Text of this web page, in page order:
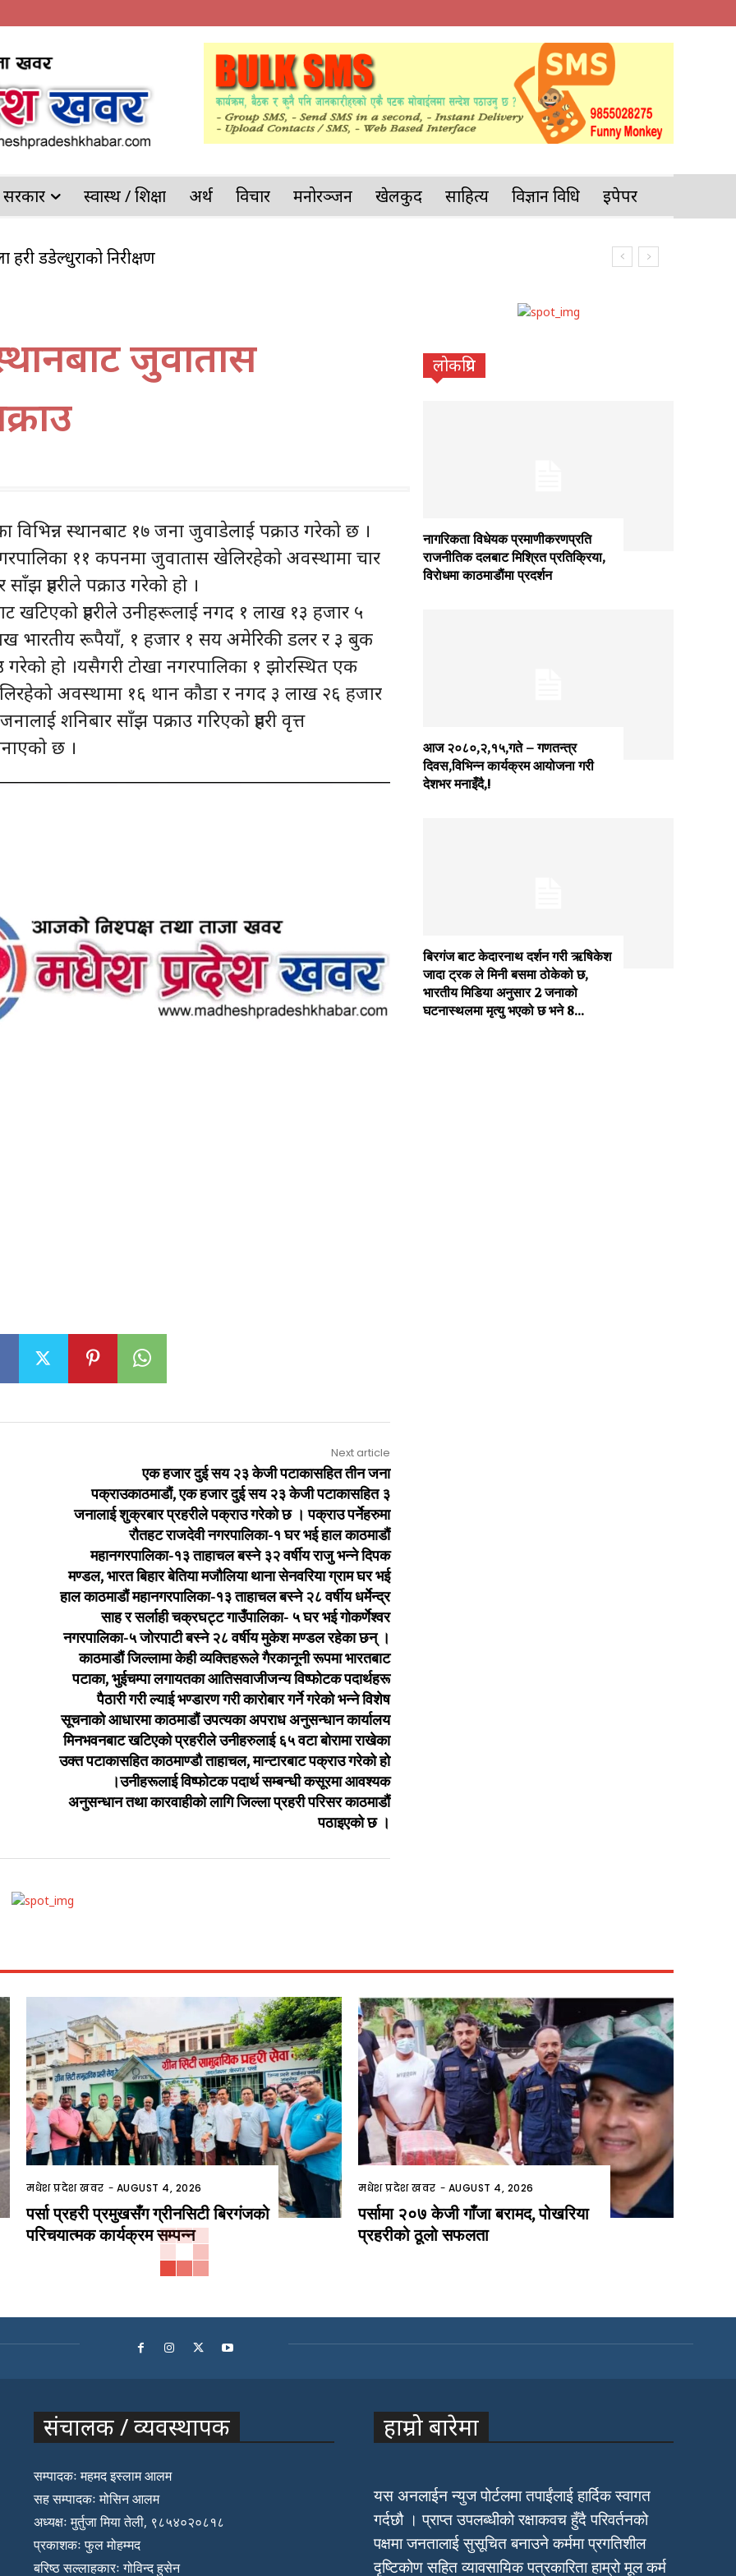
सरकार स्वास्थ / शिक्षा अर्थ विचार मनोरञ्जन खेलकुद साहित्य विज्ञान प्रविधि इपेपर
प्रहरी डडेल्धुराको निरीक्षण
जुवातास
विभिन्न स्थानबाट १७ जना जुवाडेलाई पक्राउ गरेको छ ।
११ कपनमा जुवातास खेलिरहेको अवस्थामा चार
प्रहरीले पक्राउ गरेको हो ।
खटिएको प्रहरीले उनीहरूलाई नगद १ लाख १३ हजार ५
भारतीय रूपैयाँ, १ हजार १ सय अमेरिकी डलर र ३ बुक
गरेको हो ।यसैगरी टोखा नगरपालिका १ झोरस्थित एक
अवस्थामा १६ थान कौडा र नगद ३ लाख २६ हजार
शनिबार साँझ पक्राउ गरिएको प्रहरी वृत्त
छ ।
Next article
एक हजार दुई सय २३ केजी पटाकासहित तीन जना
पक्राउकाठमाडौं, एक हजार दुई सय २३ केजी पटाकासहित ३
जनालाई शुक्रबार प्रहरीले पक्राउ गरेको छ । पक्राउ पर्नेहरुमा
रौतहट राजदेवी नगरपालिका-१ घर भई हाल काठमाडौं
महानगरपालिका-१३ ताहाचल बस्ने ३२ वर्षीय राजु भन्ने दिपक
मण्डल, भारत बिहार बेतिया मजौलिया थाना सेनवरिया ग्राम घर भई
हाल काठमाडौं महानगरपालिका-१३ ताहाचल बस्ने २८ वर्षीय धर्मेन्द्र
साह र सर्लाही चक्रघट्ट गाउँपालिका- ५ घर भई गोकर्णेश्वर
नगरपालिका-५ जोरपाटी बस्ने २८ वर्षीय मुकेश मण्डल रहेका छन् ।
काठमाडौं जिल्लामा केही व्यक्तिहरूले गैरकानूनी रूपमा भारतबाट
पटाका, भुईचम्पा लगायतका आतिसवाजीजन्य विष्फोटक पदार्थहरू
पैठारी गरी ल्याई भण्डारण गरी कारोबार गर्ने गरेको भन्ने विशेष
सूचनाको आधारमा काठमाडौं उपत्यका अपराध अनुसन्धान कार्यालय
मिनभवनबाट खटिएको प्रहरीले उनीहरुलाई ६५ वटा बोरामा राखेका
उक्त पटाकासहित काठमाण्डौ ताहाचल, मान्टारबाट पक्राउ गरेको हो
।उनीहरूलाई विष्फोटक पदार्थ सम्बन्धी कसूरमा आवश्यक
अनुसन्धान तथा कारवाहीको लागि जिल्ला प्रहरी परिसर काठमाडौं
पठाइएको छ ।
लोकप्रिय
नागरिकता विधेयक प्रमाणीकरणप्रति
राजनीतिक दलबाट मिश्रित प्रतिक्रिया,
विराेधमा काठमाडाैंमा प्रदर्शन
आज २०८०,२,१५,गते – गणतन्त्र
दिवस,विभिन्न कार्यक्रम आयोजना गरी
देशभर मनाइँदै,!
बिरगंज बाट केदारनाथ दर्शन गरी ऋषिकेश
जादा ट्रक ले मिनी बसमा ठोकेको छ,
भारतीय मिडिया अनुसार 2 जनाको
घटनास्थलमा मृत्यु भएको छ भने 8...
मधेश प्रदेश खवर - AUGUST 4, 2026
पर्सा प्रहरी प्रमुखसँग ग्रीनसिटी बिरगंजको
परिचयात्मक कार्यक्रम सम्पन्न
मधेश प्रदेश खवर - AUGUST 4, 2026
पर्सामा २०७ केजी गाँजा बरामद, पोखरिया
प्रहरीको ठूलो सफलता
संचालक / व्यवस्थापक
सम्पादकः महमद इस्लाम आलम
सह सम्पादकः मोसिन आलम
अध्यक्षः मुर्तुजा मिया तेली, ९८५४०२०८१८
प्रकाशकः फुल मोहम्मद
बरिष्ठ सल्लाहकारः गोविन्द हुसेन
हाम्रो बारेमा
यस अनलाईन न्युज पोर्टलमा तपाईंलाई हार्दिक स्वागत
गर्दछौ । प्राप्त उपलब्धीको रक्षाकवच हुँदै परिवर्तनको
पक्षमा जनतालाई सुसूचित बनाउने कर्ममा प्रगतिशील
दृष्टिकोण सहित व्यावसायिक पत्रकारिता हाम्रो मूल कर्म